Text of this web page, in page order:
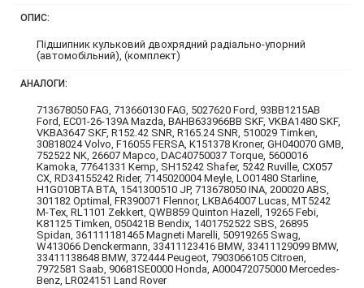
ОПИС:
Підшипник кульковий двохрядний радіально-упорний
(автомобільний), (комплект)
АНАЛОГИ:
713678050 FAG, 713660130 FAG, 5027620 Ford, 93BB1215AB
Ford, EC01-26-139A Mazda, BAHB633966BB SKF, VKBA1480 SKF,
VKBA3647 SKF, R152.42 SNR, R165.24 SNR, 510029 Timken,
30818024 Volvo, F16055 FERSA, K151378 Kroner, GH040070 GMB,
752522 NK, 26607 Mapco, DAC40750037 Torque, 5600016
Kamoka, 77641331 Kemp, SH15242 Shafer, 5242 Ruville, CX057
CX, RD34155242 Rider, 7145020004 Meyle, LO01480 Starline,
H1G010BTA BTA, 1541300510 JP, 713678050 INA, 200020 ABS,
301182 Optimal, FR390071 Flennor, LKBA64007 Lucas, MT5242
M-Tex, RL1101 Zekkert, QWB859 Quinton Hazell, 19265 Febi,
K81125 Timken, 050421B Bendix, 1401752522 SBS, 26895
Spidan, 361111181465 Magneti Marelli, 50919265 Swag,
W413066 Denckermann, 33411123416 BMW, 33411129099 BMW,
33411138648 BMW, 372444 Peugeot, 7903066105 Citroen,
7972581 Saab, 90681SE0000 Honda, A000472075000 Mercedes-
Benz, LR024151 Land Rover